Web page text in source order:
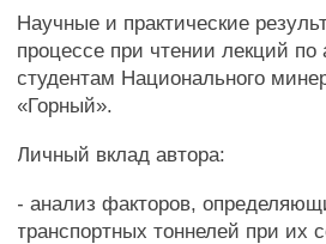
Научные и практические
процессе при чтении лекций
студентам Национального
«Горный».
Личный вклад автора:
- анализ факторов,
транспортных тоннелей при их